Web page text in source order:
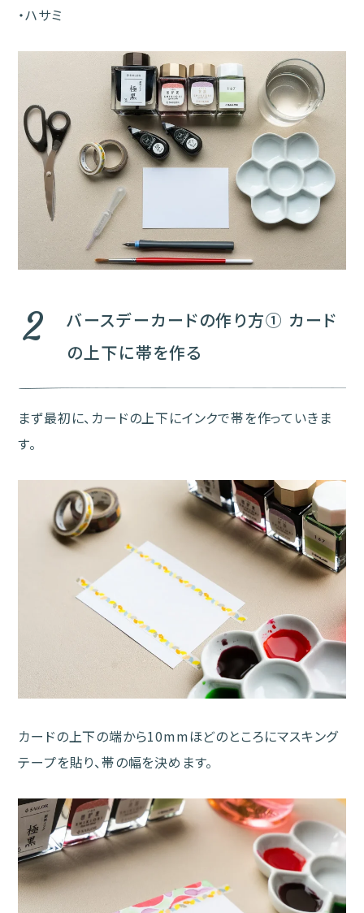
・ハサミ
2
バースデーカードの作り方① カード
の上下に帯を作る
まず最初に、カードの上下にインクで帯を作っていきま
す。
カードの上下の端から10mmほどのところにマスキング
テープを貼り、帯の幅を決めます。